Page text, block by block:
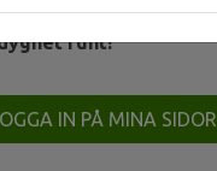
runt!
IN PÅ MINA SIDOR